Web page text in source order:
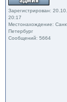
Зарегистрирован:
20:17
Местонахождение:
Петербург
Сообщений: 5664